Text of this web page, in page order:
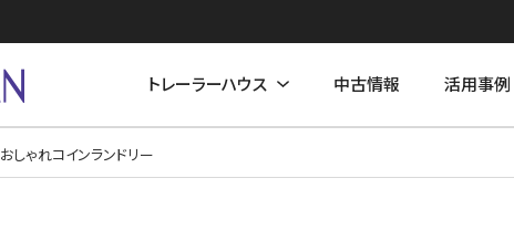
トレーラーハウス 中古情報 活用事例
おしゃれコインランドリー